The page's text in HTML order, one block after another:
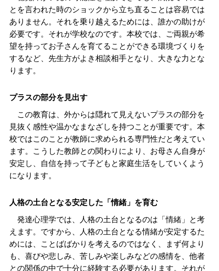
とを言われた時のショックから立ち直ることは容易では
ありません。それを乗り越えるためには、誰かの助けが
必要です。それが学校なのです。本校では、ご両親が希
望を持ってお子さんを育てることができる環境づくりを
するなど、先生方がよき相談相手となり、大きな力とな
ります。
プラスの部分を見出す
この教育は、外からは隠れて見えないプラスの部分を
見抜く感性や温かなまなざしを持つことが重要です。本
校ではこのことが教師に求められる専門性だと考えてい
ます。こうした教師との関わりにより、お母さん自身が
安定し、自信を持って子どもと家庭生活をしていくよう
になります。
人格の土台となる安定した「情緒」を育む
発達心理学では、人格の土台となるのは「情緒」と考
えます。ですから、人格の土台となる情緒が安定するた
めには、ことばばかりを考えるのではなく、まず何より
も、喜びや悲しみ、苦しみや楽しみなどの感情を、他者
との関係の中で十分に経験する必要があります。それが